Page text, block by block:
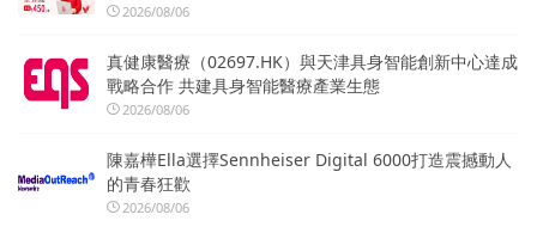
2026/08/06
真健康醫療（02697.HK）與天津具身智能創新中心達成
戰略合作 共建具身智能醫療產業生態
2026/08/06
陳嘉樺Ella選擇Sennheiser Digital 6000打造震撼動人
的青春狂歡
2026/08/06